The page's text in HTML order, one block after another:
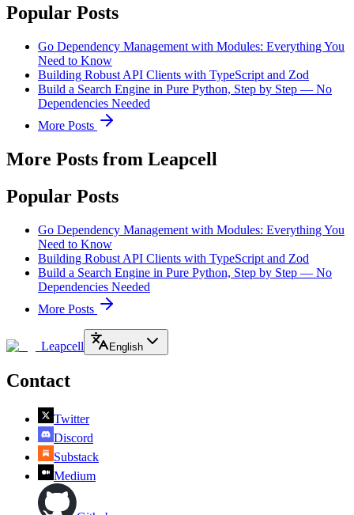
Popular Posts
Go Dependency Management with Modules: Everything You
Need to Know
Building Robust API Clients with TypeScript and Zod
Build a Search Engine in Pure Python, Step by Step — No
Dependencies Needed
More Posts
More Posts from Leapcell
Popular Posts
Go Dependency Management with Modules: Everything You
Need to Know
Building Robust API Clients with TypeScript and Zod
Build a Search Engine in Pure Python, Step by Step — No
Dependencies Needed
More Posts
Leapcell English
Contact
Twitter
Discord
Substack
Medium